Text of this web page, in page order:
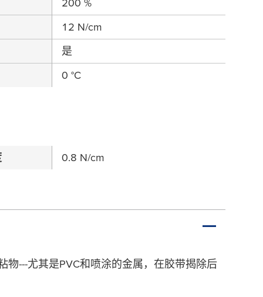
200 %
12 N/cm
是
0 °C
0.8 N/cm
---尤其是PVC和喷涂的金属，在胶带揭除后